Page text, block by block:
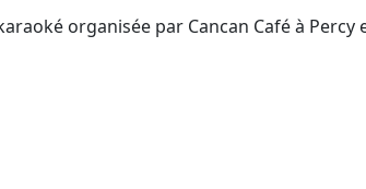
organisée par Cancan Café à Percy